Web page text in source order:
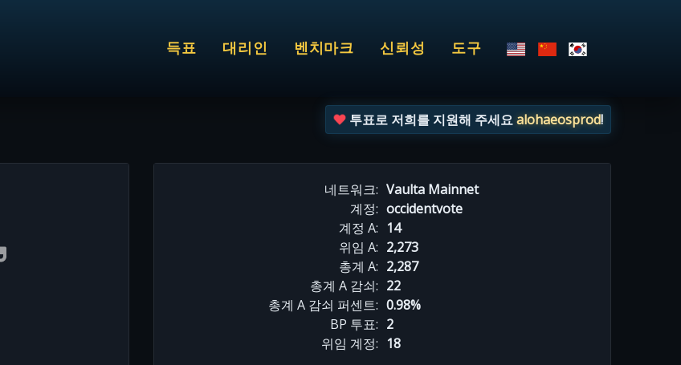
득표 대리인 벤치마크 신뢰성 도구
투표로 저희를 지원해 주세요alohaeosprod!
네트워크: Vaulta Mainnet
계정: occidentvote
계정 A: 14
위임 A: 2,273
총계 A: 2,287
총계 A 감쇠: 22
총계 A 감쇠 퍼센트: 0.98%
BP 투표: 2
위임 계정: 18